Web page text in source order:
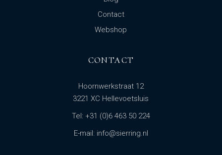
Contact
Webshop
CONTACT
Hoornwerkstraat 12
3221 XC Hellevoetsluis
Tel: +31 (0)6 463 50 224
E-mail: info@sierring.nl